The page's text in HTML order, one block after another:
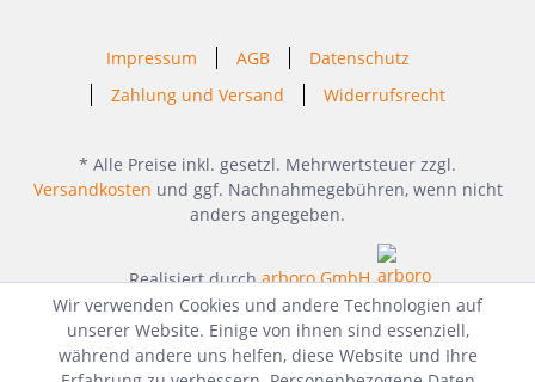
Impressum AGB
Datenschutz
Zahlung und Versand
Widerrufsrecht
* Alle Preise inkl. gesetzl. Mehrwertsteuer zzgl.
Versandkosten und ggf. Nachnahmegebühren, wenn nicht
anders angegeben.
Realisiert durcharboro GmbH
Wir verwenden Cookies und andere Technologien auf
unserer Website. Einige von ihnen sind essenziell,
während andere uns helfen, diese Website und Ihre